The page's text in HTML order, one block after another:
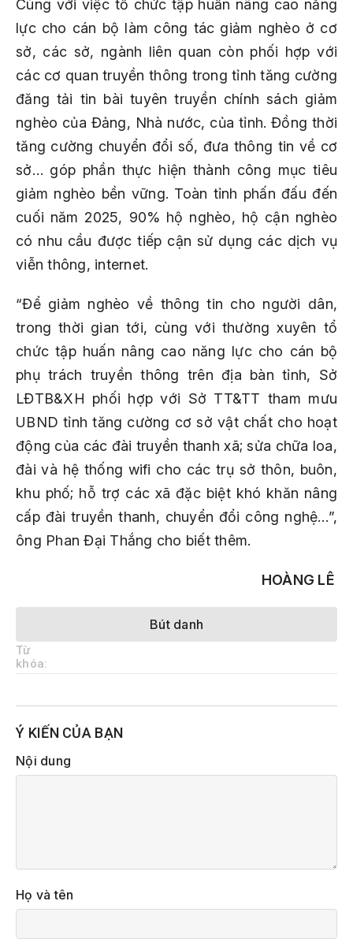
Cùng với việc tổ chức tập huấn nâng cao năng
lực cho cán bộ làm công tác giảm nghèo ở cơ
sở, các sở, ngành liên quan còn phối hợp với
các cơ quan truyền thông trong tỉnh tăng cường
đăng tải tin bài tuyên truyền chính sách giảm
nghèo của Đảng, Nhà nước, của tỉnh. Đồng thời
tăng cường chuyển đổi số, đưa thông tin về cơ
sở… góp phần thực hiện thành công mục tiêu
giảm nghèo bền vững. Toàn tỉnh phấn đấu đến
cuối năm 2025, 90% hộ nghèo, hộ cận nghèo
có nhu cầu được tiếp cận sử dụng các dịch vụ
viễn thông, internet.
“Để giảm nghèo về thông tin cho người dân,
trong thời gian tới, cùng với thường xuyên tổ
chức tập huấn nâng cao năng lực cho cán bộ
phụ trách truyền thông trên địa bàn tỉnh, Sở
LĐTB&XH phối hợp với Sở TT&TT tham mưu
UBND tỉnh tăng cường cơ sở vật chất cho hoạt
động của các đài truyền thanh xã; sửa chữa loa,
đài và hệ thống wifi cho các trụ sở thôn, buôn,
khu phố; hỗ trợ các xã đặc biệt khó khăn nâng
cấp đài truyền thanh, chuyển đổi công nghệ…”,
ông Phan Đại Thắng cho biết thêm.
HOÀNG LÊ
Bút danh
Từ
khóa:
Ý KIẾN CỦA BẠN
Nội dung
Họ và tên